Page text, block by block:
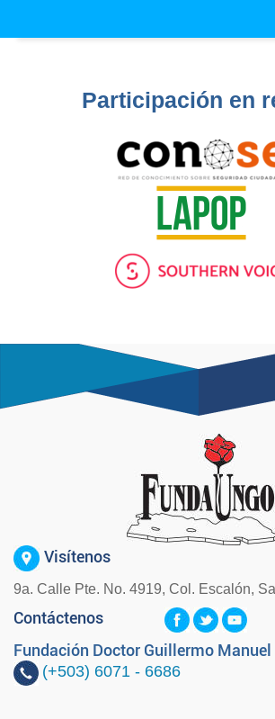
Participación en
Visítenos
9a. Calle Pte. No. 4919, Col. Escalón,
Contáctenos
Fundación Doctor Guillermo Manuel
(+503) 6071 - 6686